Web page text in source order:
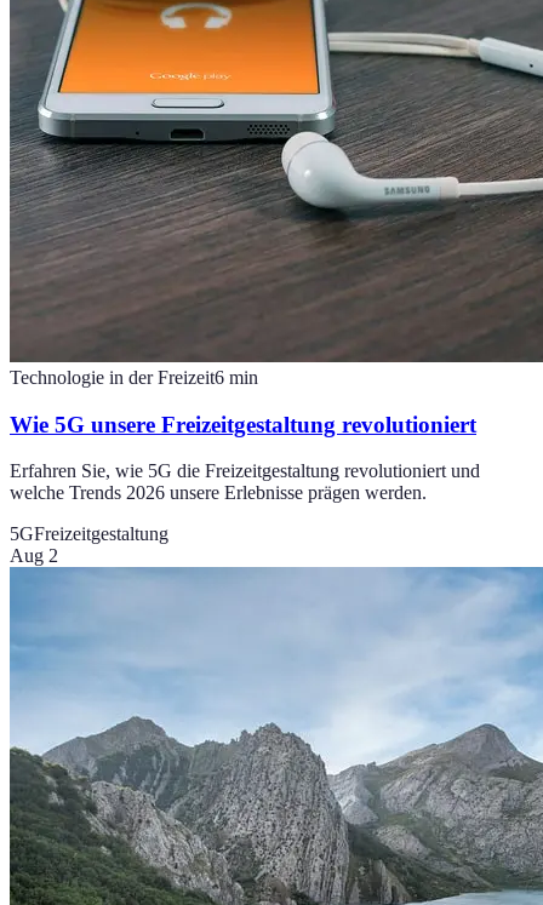
Technologie in der Freizeit6 min
Wie 5G unsere Freizeitgestaltung revolutioniert
Erfahren Sie, wie 5G die Freizeitgestaltung revolutioniert und
welche Trends 2026 unsere Erlebnisse prägen werden.
5GFreizeitgestaltung
Aug 2